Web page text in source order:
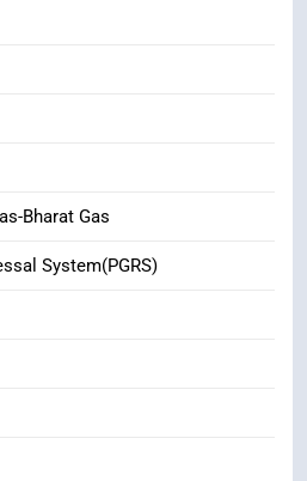
Bharat Gas
System(PGRS)